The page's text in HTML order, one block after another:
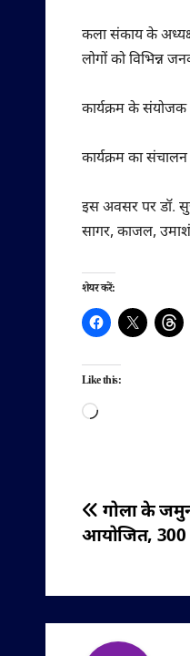
कला संकाय के
लोगों को विभिन्न
कार्यक्रम के संयोजक
कार्यक्रम का
इस अवसर पर डॉ.
सागर, काजल,
शेयर करें:
Like this:
Loading…
पोस्ट
नेविगेशन
गोला के
आयोजित, 300